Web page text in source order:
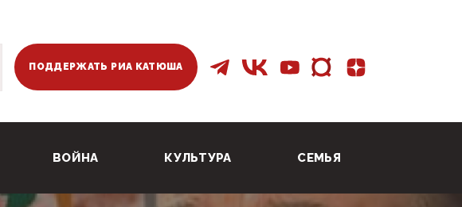
ПОДДЕРЖАТЬ РИА КАТЮША
ВОЙНА КУЛЬТУРА СЕМЬЯ